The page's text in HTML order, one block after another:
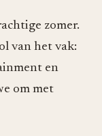
zomer.
van het vak:
en
om met